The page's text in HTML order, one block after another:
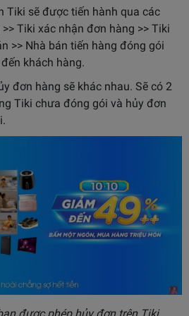
Tiki sẽ được tiến hành qua các
Tiki xác nhận đơn hàng >> Tiki
>> Nhà bán tiến hàng đóng gói
khách hàng.
đơn hàng sẽ khác nhau. Sẽ có 2
Tiki chưa đóng gói và hủy đơn
được phép hủy đơn trên Tiki